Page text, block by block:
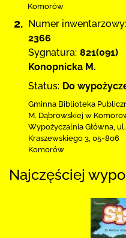
Komorów
2. Numer inwentarzowy:
2366
Sygnatura: 821(091)
Konopnicka M.
Status: Do
Gminna Biblioteka
M. Dąbrowskiej w
Wypożyczalnia Główna, ul.
Kraszewskiego 3 05-806
Komorów
Najczęściej